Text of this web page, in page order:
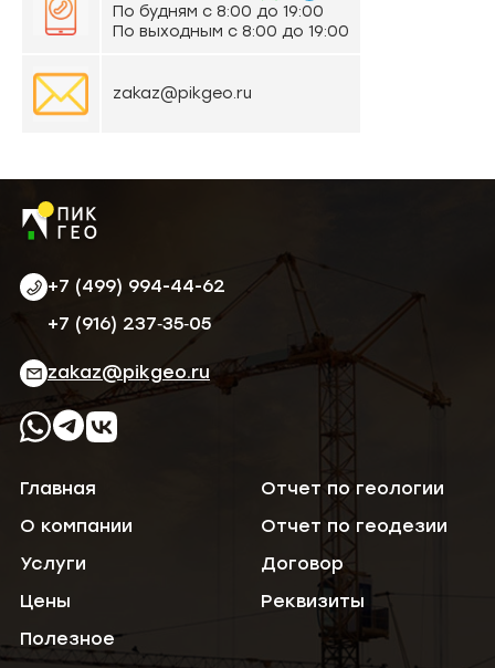
По будням с 8:00 до 19:00
По выходным с 8:00 до 19:00
zakaz@pikgeo.ru
+7 (499) 994-44-62
‪+7 (916) 237‑35‑05‬
zakaz@pikgeo.ru
Главная
О компании
Услуги
Цены
Полезное
Отчет по геологии
Отчет по геодезии
Договор
Реквизиты